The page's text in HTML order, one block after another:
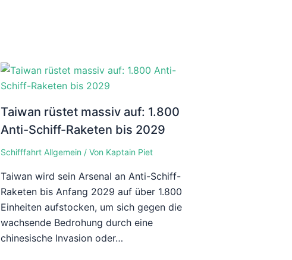
Taiwan rüstet massiv auf: 1.800
Anti-Schiff-Raketen bis 2029
Schifffahrt Allgemein / Von Kaptain Piet
Taiwan wird sein Arsenal an Anti-Schiff-
Raketen bis Anfang 2029 auf über 1.800
Einheiten aufstocken, um sich gegen die
wachsende Bedrohung durch eine
chinesische Invasion oder…